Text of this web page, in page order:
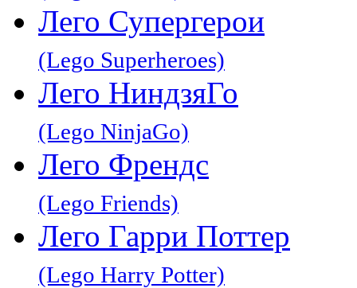
Лего Супергерои
(Lego Superheroes)
Лего НиндзяГо
(Lego NinjaGo)
Лего Френдс
(Lego Friends)
Лего Гарри Поттер
(Lego Harry Potter)